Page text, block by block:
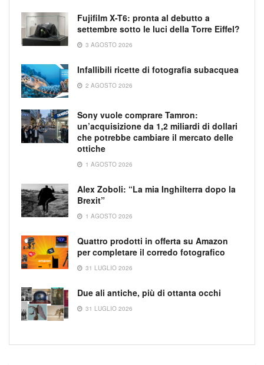
Fujifilm X-T6: pronta al debutto a
settembre sotto le luci della Torre Eiffel?
3 AGOSTO 2026
Infallibili ricette di fotografia subacquea
2 AGOSTO 2026
Sony vuole comprare Tamron:
un’acquisizione da 1,2 miliardi di dollari
che potrebbe cambiare il mercato delle
ottiche
1 AGOSTO 2026
Alex Zoboli: “La mia Inghilterra dopo la
Brexit”
1 AGOSTO 2026
Quattro prodotti in offerta su Amazon
per completare il corredo fotografico
31 LUGLIO 2026
Due ali antiche, più di ottanta occhi
31 LUGLIO 2026